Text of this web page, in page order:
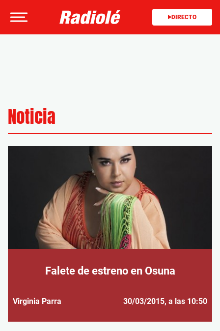
DIRECTO
Noticia
Falete de estreno en Osuna
Virginia Parra 30/03/2015, a las 10:50